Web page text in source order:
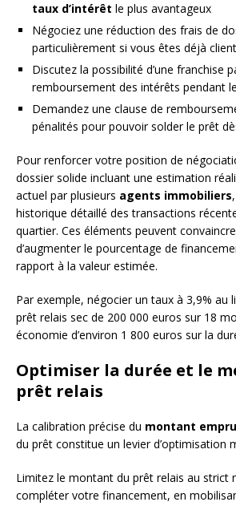
taux d’intérêt le plus avantageux
Négociez une réduction des frais de
particulièrement si vous êtes déjà
Discutez la possibilité d’une franchise
remboursement des intérêts pendant
Demandez une clause de
pénalités pour pouvoir solder le prêt
Pour renforcer votre position de
dossier solide incluant une estimation
actuel par plusieurs agents immobiliers
historique détaillé des transactions
quartier. Ces éléments peuvent
d’augmenter le pourcentage de
rapport à la valeur estimée.
Par exemple, négocier un taux à 3,9% au
prêt relais sec de 200 000 euros sur 18
économie d’environ 1 800 euros sur la
Optimiser la durée et le
prêt relais
La calibration précise du montant
du prêt constitue un levier d’optimisation
Limitez le montant du prêt relais au strict
compléter votre financement, en